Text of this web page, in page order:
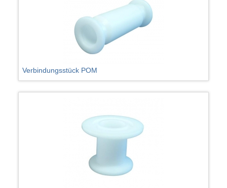
Verbindungsstück POM